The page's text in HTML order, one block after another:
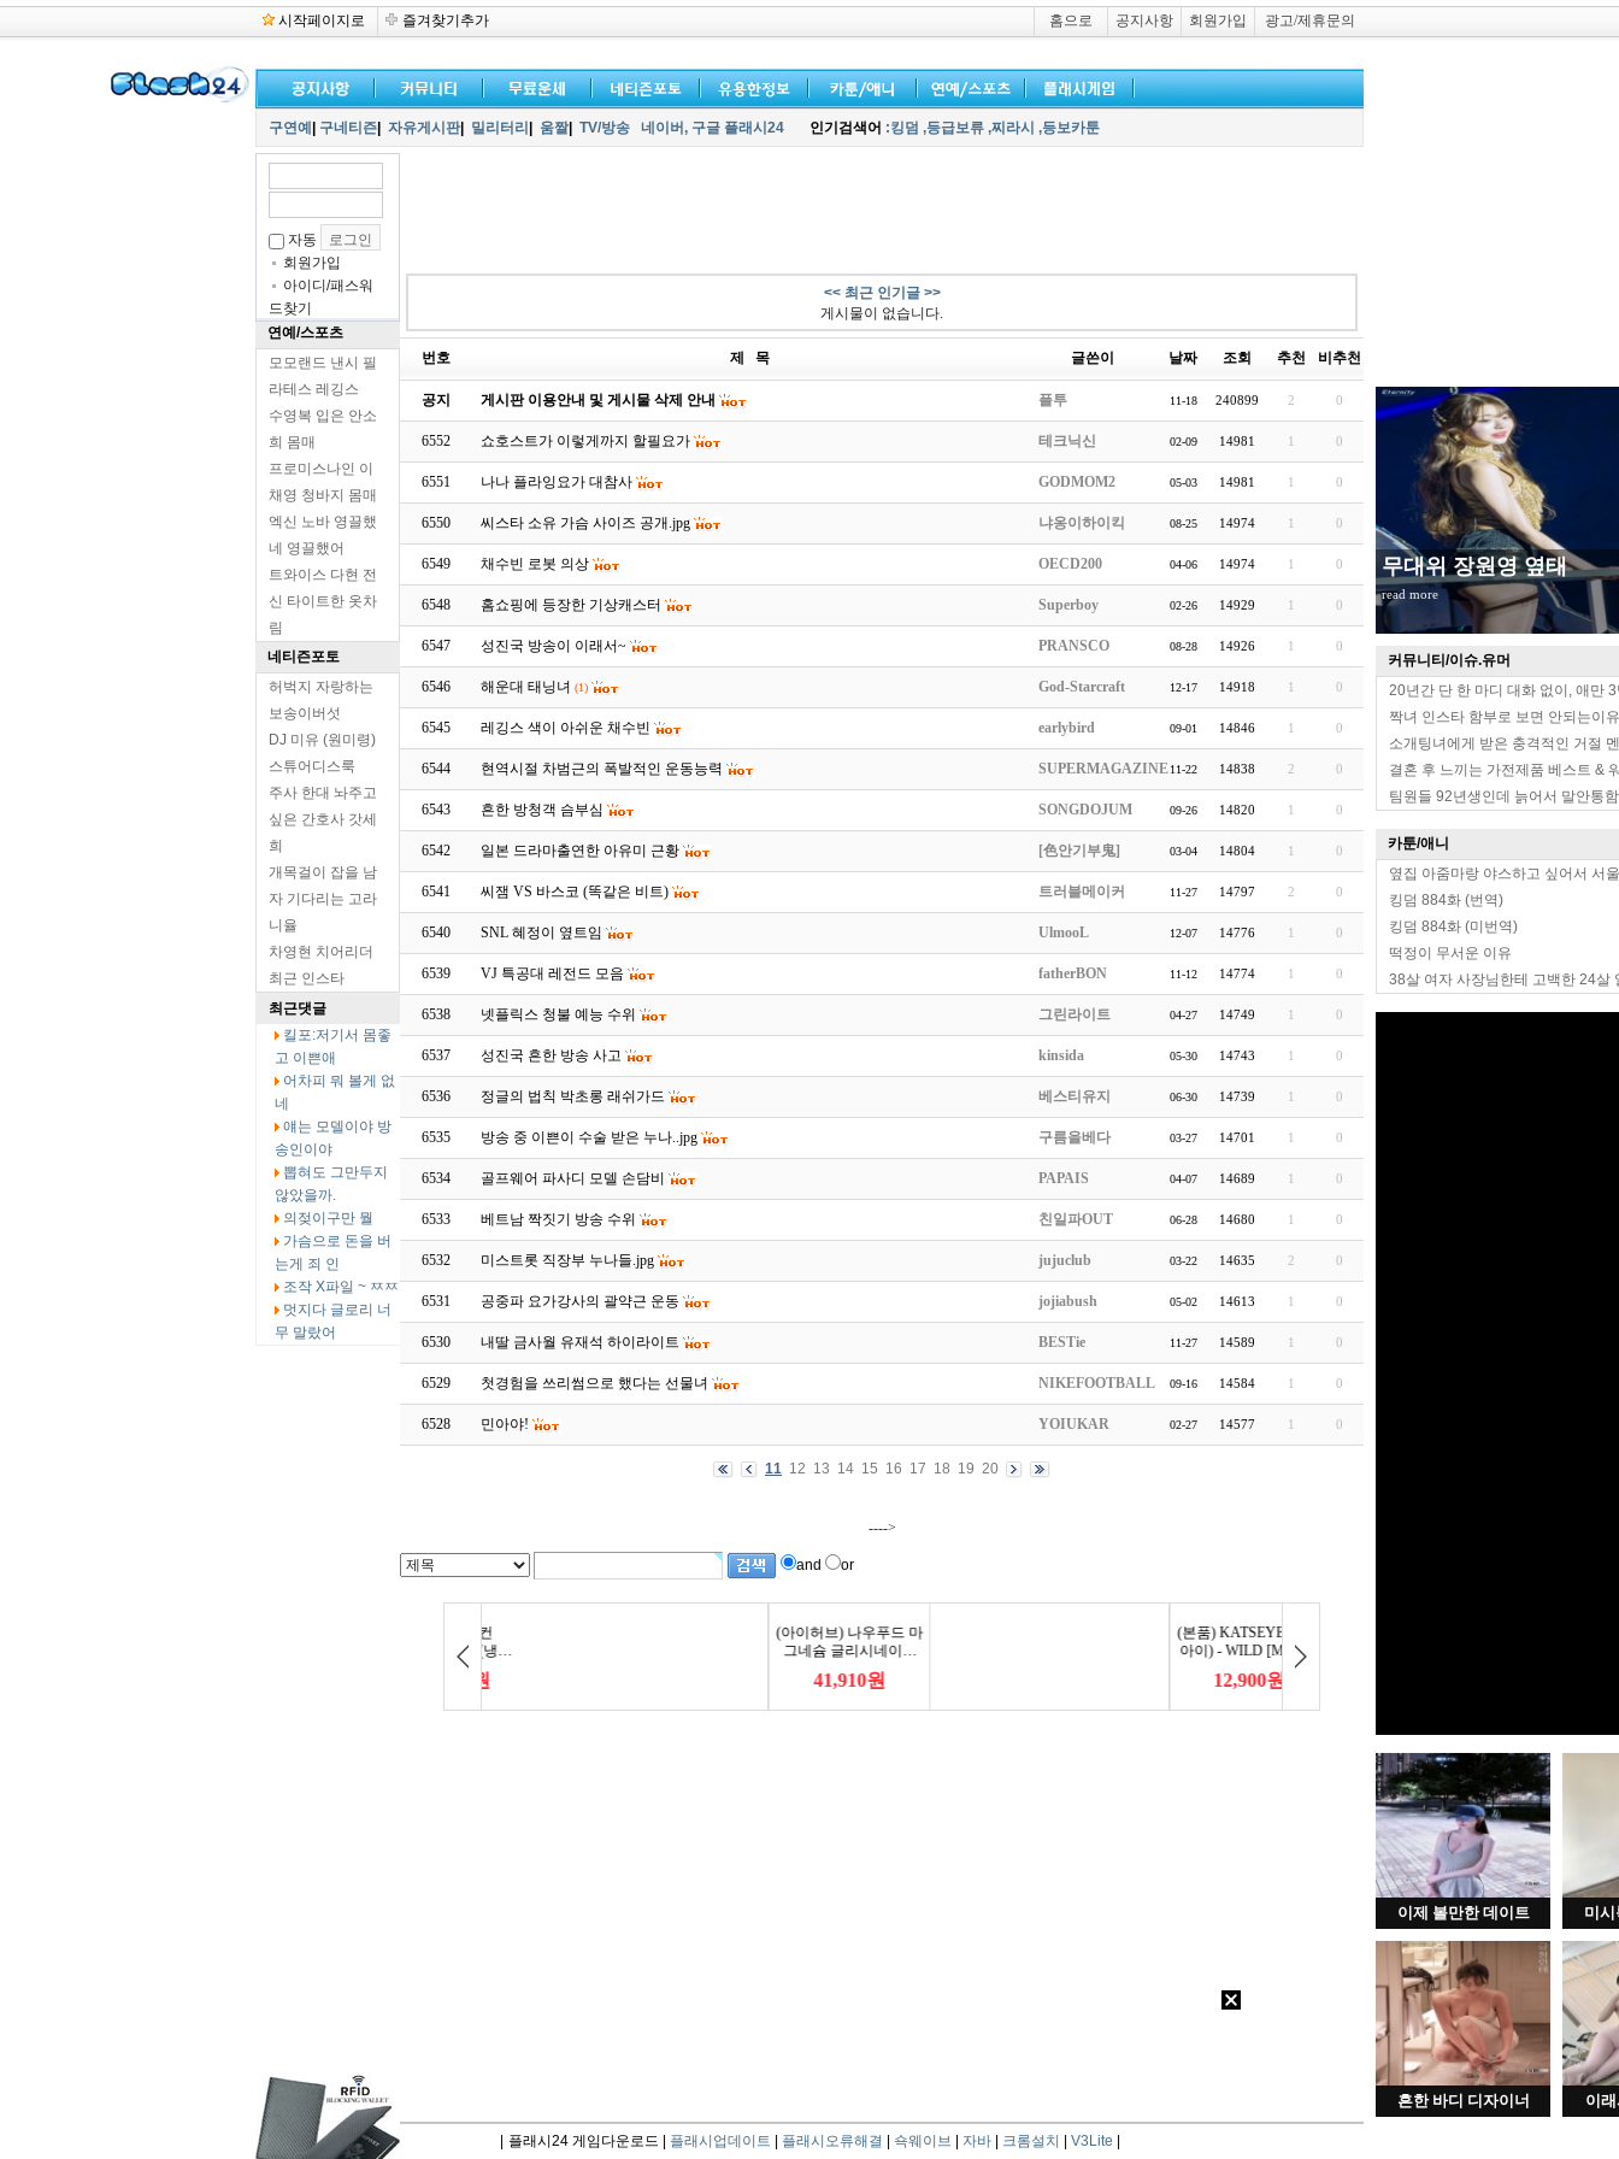
시작페이지로 즐겨찾기추가 홈으로 공지사항 회원가입 광고/제휴문의
무대위 장원영 옆태
read more
커뮤니티/이슈.유머
20년간 단 한 마디 대화 없이, 애만
짝녀 인스타 함부로 보면 안되는이유
소개팅녀에게 받은 충격적인 거절
결혼 후 느끼는 가전제품 베스트 &
팀원들 92년생인데 늙어서 말안통
카툰/애니
옆집 아줌마랑 야스하고 싶어서 서
킹덤 884화 (번역)
킹덤 884화 (미번역)
떡정이 무서운 이유
38살 여자 사장님한테 고백한 24살
이제 볼만한 데이트 미시
흔한 바디 디자이너 이
구연예 구네티즌 자유게시판| 밀리터리 움짤| TV/방송 네이버, 구글 플래시24 인기검색어 :킹덤 ,등급보류 ,찌라시 ,등보카툰
자동
회원가입
아이디/패스워
드찾기
연예/스포츠
모모랜드 낸시 필
라테스 레깅스
수영복 입은 안소
희 몸매
프로미스나인 이
채영 청바지 몸매
엑신 노바 영끌했
네 영끌했어
트와이스 다현 전
신 타이트한 옷차
림
네티즌포토
허벅지 자랑하는
보송이버섯
DJ 미유 (원미령)
스튜어디스룩
주사 한대 놔주고
싶은 간호사 갓세
희
개목걸이 잡을 남
자 기다리는 고라
니율
차영현 치어리더
최근 인스타
최근댓글
킬포:저기서 몸좋
고 이쁜애
어차피 뭐 볼게 없
네
얘는 모델이야 방
송인이야
뽑혀도 그만두지
않았을까.
의젖이구만 뭘
가슴으로 돈을 버
는게 죄 인
조작 X파일 ~ ㅉㅉ
멋지다 글로리 너
무 말랐어
<< 최근 인기글 >>
게시물이 없습니다.
번호 제 목 글쓴이 날짜 조회 추천 비추천
공지 게시판 이용안내 및 게시물 삭제 안내 플투 11-18 240899 2 0
6552 쇼호스트가 이렇게까지 할필요가 테크닉신 02-09 14981 1 0
6551 나나 플라잉요가 대참사 GODMOM2 05-03 14981 1 0
6550 씨스타 소유 가슴 사이즈 공개.jpg 냐옹이하이킥 08-25 14974 1 0
6549 채수빈 로봇 의상 OECD200 04-06 14974 1 0
6548 홈쇼핑에 등장한 기상캐스터 Superboy 02-26 14929 1 0
6547 성진국 방송이 이래서~ PRANSCO 08-28 14926 1 0
6546 해운대 태닝녀 (1) God-Starcraft 12-17 14918 1 0
6545 레깅스 색이 아쉬운 채수빈 earlybird 09-01 14846 1 0
6544 현역시절 차범근의 폭발적인 운동능력 SUPERMAGAZINE11-22 14838 2 0
6543 흔한 방청객 슴부심 SONGDOJUM 09-26 14820 1 0
6542 일본 드라마출연한 아유미 근황 [色안기부鬼] 03-04 14804 1 0
6541 씨잼 VS 바스코 (똑같은 비트) 트러블메이커 11-27 14797 2 0
6540 SNL 혜정이 옆트임 UlmooL 12-07 14776 1 0
6539 VJ 특공대 레전드 모음 fatherBON 11-12 14774 1 0
6538 넷플릭스 청불 예능 수위 그린라이트 04-27 14749 1 0
6537 성진국 흔한 방송 사고 kinsida 05-30 14743 1 0
6536 정글의 법칙 박초롱 래쉬가드 베스티유지 06-30 14739 1 0
6535 방송 중 이쁜이 수술 받은 누나..jpg 구름을베다 03-27 14701 1 0
6534 골프웨어 파사디 모델 손담비 PAPAIS 04-07 14689 1 0
6533 베트남 짝짓기 방송 수위 친일파OUT 06-28 14680 1 0
6532 미스트롯 직장부 누나들.jpg jujuclub 03-22 14635 2 0
6531 공중파 요가강사의 괄약근 운동 jojiabush 05-02 14613 1 0
6530 내딸 금사월 유재석 하이라이트 BESTie 11-27 14589 1 0
6529 첫경험을 쓰리썸으로 했다는 선물녀 NIKEFOOTBALL 09-16 14584 1 0
6528 민아야! YOIUKAR 02-27 14577 1 0
11 12 13 14 15 16 17 18 19 20
---->
and or
플래시24 게임다운로드 | 플래시업데이트 플래시오류해결 쇽웨이브 자바| 크롬설치 V3Lite